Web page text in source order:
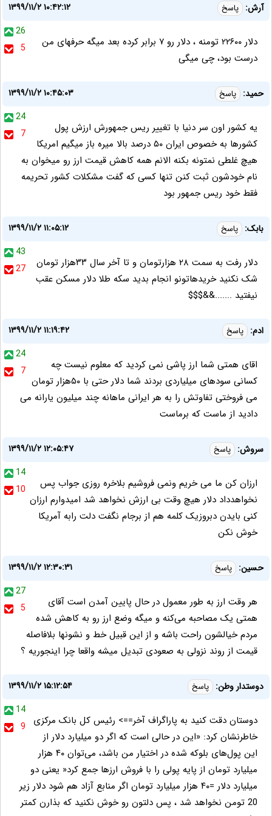
آرش: پاسخ
۱۳۹۹/۱۱/۲ ۱۰:۴۲:۱۲
26
5
دلار ۲۲۶۰۰ تومنه ، دلار رو ۷ برابر کرده بعد میگه حرفهای من
درست بود، چی میگی
حمید: پاسخ
۱۳۹۹/۱۱/۲ ۱۰:۴۵:۰۳
24
7
یه کشور اون سر دنیا با تغییر ریس جمهورش ارزش پول
کشورها به خصوص ایران ۵۰ درصد بالا میره باز میگیم امریکا
هیچ غلطی نمتونه بکنه الانم همه کاهش قیمت ارز رو میخوان به
نام خودشون ثبت کنن تنها کسی که گفت مشکلات کشور تحریمه
فقط خود ریس جمهور بود
بابک: پاسخ
۱۳۹۹/۱۱/۲ ۱۱:۰۵:۱۲
43
27
دلار رفت به سمت ۲۸ هزارتومان و تا آخر سال ۳۳هزار تومان
شک نکنید خریدهاتونو انجام بدید سکه طلا دلار مسکن عقب
نیفتید .......&&$$$
ادم: پاسخ
۱۳۹۹/۱۱/۲ ۱۱:۱۹:۴۲
24
7
اقای همتی شما ارز پاشی نمی کردید که معلوم نیست چه
کسانی سودهای میلیاردی بردند شما دلار حتی با ۵۰هزار تومان
می فروختی تفاوتش را به هر ایرانی ماهانه چند میلیون یارانه می
دادید از ماست که برماست
سروش: پاسخ
۱۳۹۹/۱۱/۲ ۱۲:۰۵:۴۷
14
10
ارزان کن ما می خریم ونمی فروشیم بلاخره روزی جواب پس
نخواهدداد دلار هیچ وقت بی ارزش نخواهد شد امیدوارم ارزان
کنی بایدن دبروزیک کلمه هم از برجام نگفت دلت رابه آمریکا
خوش نکن
حسین: پاسخ
۱۳۹۹/۱۱/۲ ۱۲:۳۰:۳۱
27
5
هر وقت ارز به طور معمول در حال پایین آمدن است آقای
همتی یک مصاحبه می‌کنه و میگه وضع ارز رو به کاهش شده
مردم خیالشون راحت باشه و از این قبیل خط و نشونها بلافاصله
قیمت از روند نزولی به صعودی تبدیل میشه واقعا چرا اینجوریه ؟
دوستدار وطن: پاسخ
۱۳۹۹/۱۱/۲ ۱۵:۱۲:۵۴
14
9
دوستان دقت کنید به پاراگراف آخر==> رئیس کل بانک مرکزی
خاطرنشان کرد: «این در حالی است که اگر دو میلیارد دلار از
این پول‌های بلوکه شده در اختیار من باشد، می‌توان ۴۰ هزار
میلیارد تومان از پایه پولی را با فروش ارزها جمع کرد« یعنی دو
میلیارد دلار =۴۰ هزار میلیارد تومان اگر منابع آزاد هم شود دلار زیر
20 تومن نخواهد شد ، پس دلتون رو خوش نکنید که بذارن کمتر